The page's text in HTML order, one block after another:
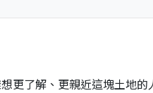
更了解、更親近這塊土地的